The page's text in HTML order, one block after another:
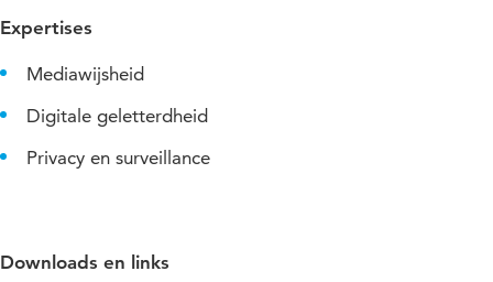
Expertises
Mediawijsheid
Digitale geletterdheid
Privacy en surveillance
Downloads en links